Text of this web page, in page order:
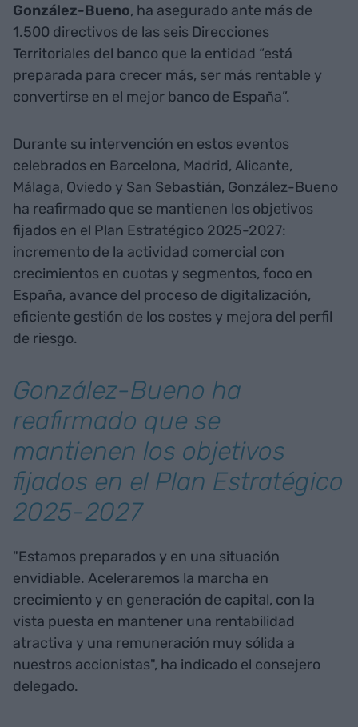
González-Bueno, ha asegurado ante más de
1.500 directivos de las seis Direcciones
Territoriales del banco que la entidad “está
preparada para crecer más, ser más rentable y
convertirse en el mejor banco de España”.
Durante su intervención en estos eventos
celebrados en Barcelona, Madrid, Alicante,
Málaga, Oviedo y San Sebastián, González-Bueno
ha reafirmado que se mantienen los objetivos
fijados en el Plan Estratégico 2025-2027:
incremento de la actividad comercial con
crecimientos en cuotas y segmentos, foco en
España, avance del proceso de digitalización,
eficiente gestión de los costes y mejora del perfil
de riesgo.
González-Bueno ha
reafirmado que se
mantienen los objetivos
fijados en el Plan Estratégico
2025-2027
"Estamos preparados y en una situación
envidiable. Aceleraremos la marcha en
crecimiento y en generación de capital, con la
vista puesta en mantener una rentabilidad
atractiva y una remuneración muy sólida a
nuestros accionistas", ha indicado el consejero
delegado.